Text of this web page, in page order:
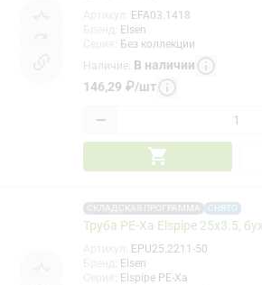
EFA03.1418
Elsen
Без коллекции
Наличие: В наличии
146,29 ₽/шт
−
СКЛАДСКАЯ ПРОГРАММА СНЯТО
Труба PE-Xa Elspipe 25x3.5,
EPU25.2211-50
Elsen
Elspipe PE-Xa